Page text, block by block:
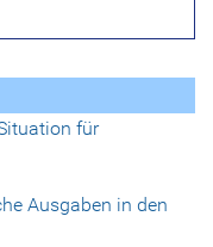
für
Ausgaben in den